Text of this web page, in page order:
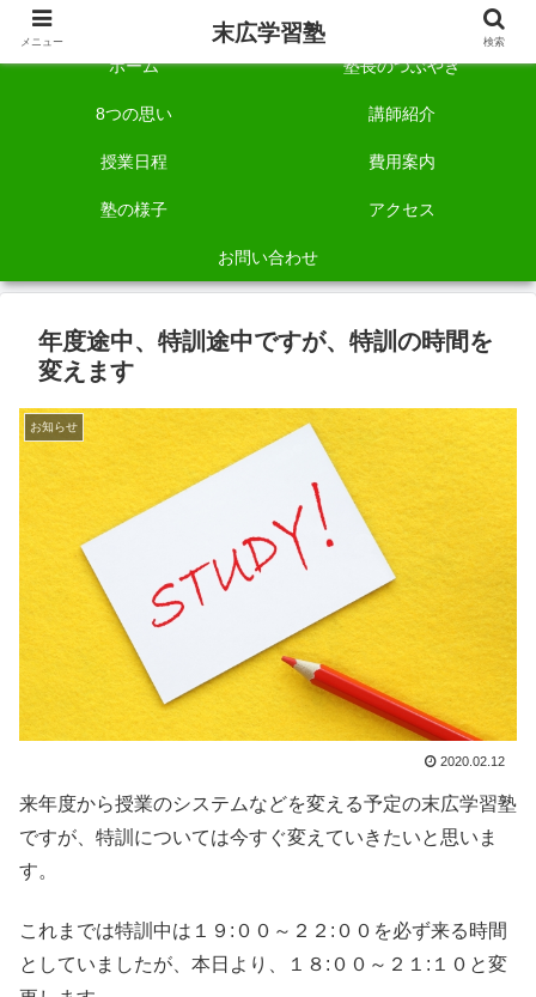
自称「一宮でいちばん塾で勉強させる塾」です。
ホーム 塾長のつぶやき
8つの思い 講師紹介
授業日程 費用案内
塾の様子 アクセス
お問い合わせ
年度途中、特訓途中ですが、特訓の時間を
変えます
お知らせ
2020.02.12
来年度から授業のシステムなどを変える予定の末広学習塾
ですが、特訓については今すぐ変えていきたいと思いま
す。
これまでは特訓中は１９:００～２２:００を必ず来る時間
としていましたが、本日より、１８:００～２１:１０と変
メニュー 末広学習塾 検索